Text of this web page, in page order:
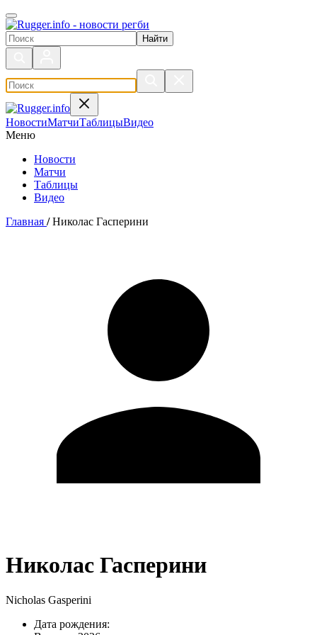
Поиск по сайту
НовостиМатчиТаблицыВидео
Меню
Новости
Матчи
Таблицы
Видео
Главная / Николас Гасперини
Николас Гасперини
Nicholas Gasperini
Дата рождения: